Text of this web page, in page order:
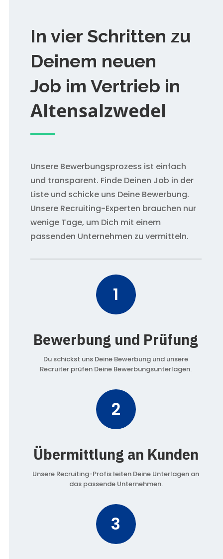
In vier Schritten zu
Deinem neuen
Job im Vertrieb in
Altensalzwedel
Unsere Bewerbungsprozess ist einfach
und transparent. Finde Deinen Job in der
Liste und schicke uns Deine Bewerbung.
Unsere Recruiting-Experten brauchen nur
wenige Tage, um Dich mit einem
passenden Unternehmen zu vermitteln.
1
Bewerbung und Prüfung
Du schickst uns Deine Bewerbung und unsere
Recruiter prüfen Deine Bewerbungsunterlagen.
2
Übermittlung an Kunden
Unsere Recruiting-Profis leiten Deine Unterlagen an
das passende Unternehmen.
3